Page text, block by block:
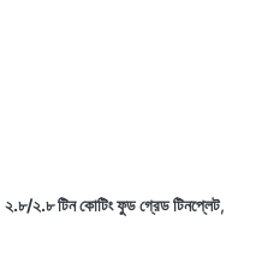
২.৮/২.৮ টিন কোটিং ফুড গ্রেড টিনপ্লেট,